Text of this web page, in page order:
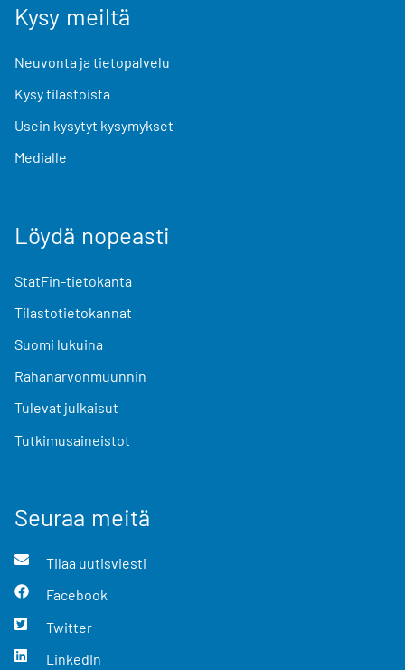
Kysy meiltä
Neuvonta ja tietopalvelu
Kysy tilastoista
Usein kysytyt kysymykset
Medialle
Löydä nopeasti
StatFin-tietokanta
Tilastotietokannat
Suomi lukuina
Rahanarvonmuunnin
Tulevat julkaisut
Tutkimusaineistot
Seuraa meitä
Tilaa uutisviesti
Facebook
Twitter
LinkedIn